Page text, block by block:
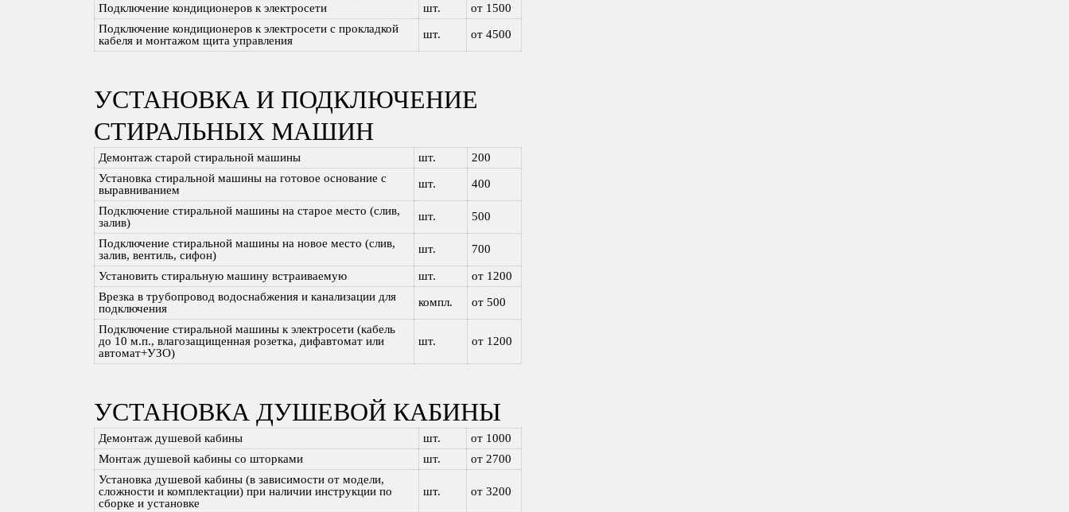
Подключение кондиционеров к электросети шт.
от 1500
Подключение кондиционеров к электросети с прокладкой
кабеля и монтажом щита управления
шт. от 4500
УСТАНОВКА И ПОДКЛЮЧЕНИЕ
СТИРАЛЬНЫХ МАШИН
Демонтаж старой стиральной машины шт.
200
Установка стиральной машины на готовое основание с
выравниванием
шт. 400
Подключение стиральной машины на старое место (слив,
залив)
шт. 500
Подключение стиральной машины на новое место (слив,
залив, вентиль, сифон)
шт. 700
Установить стиральную машину встраиваемую шт.
от 1200
Врезка в трубопровод водоснабжения и канализации для
подключения
компл. от 500
Подключение стиральной машины к электросети (кабель
до 10 м.п., влагозащищенная розетка, дифавтомат или
автомат+УЗО)
шт. от 1200
УСТАНОВКА ДУШЕВОЙ КАБИНЫ
Демонтаж душевой кабины шт.
от 1000
Монтаж душевой кабины со шторками
шт.
от 2700
Установка душевой кабины (в зависимости от модели,
сложности и комплектации) при наличии инструкции по
сборке и установке
шт. от 3200